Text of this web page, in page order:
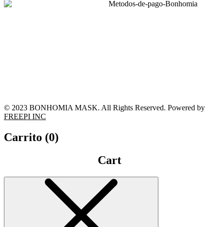
© 2023 BONHOMIA MASK. All Rights Reserved. Powered by
FREEPI INC
Carrito (0)
Cart